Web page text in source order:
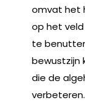
omvat het
op het
te
bewustzijn
die de
verbeteren.